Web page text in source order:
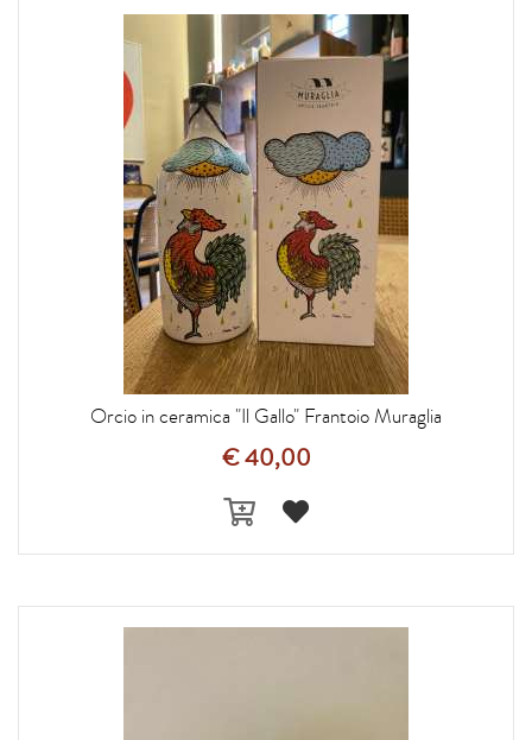
Orcio in ceramica "Il Gallo" Frantoio Muraglia
€ 40,00